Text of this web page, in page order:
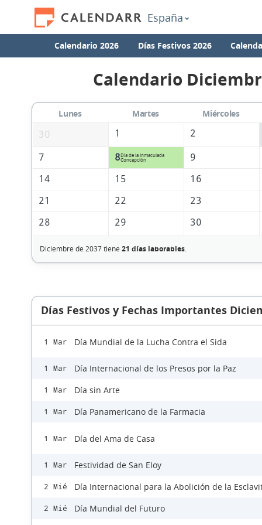
España
Calendario 2026 Días Festivos 2026
Calendario
Lunes Martes
Miércoles
30
1 2
7 8Día de la Inmaculada
Concepción
9
14
15
16
21
22
23
28
29 30
Diciembre de 2037 tiene 21 días laborables.
Días Festivos y Fechas Importantes
1 Mar Día Mundial de la Lucha Contra el Sida
1 Mar Día Internacional de los Presos por la Paz
1 Mar Día sin Arte
1 Mar Día Panamericano de la Farmacia
1 Mar Día del Ama de Casa
1 Mar Festividad de San Eloy
2 Mié Día Internacional para la Abolición de la
2 Mié
Día Mundial del Futuro